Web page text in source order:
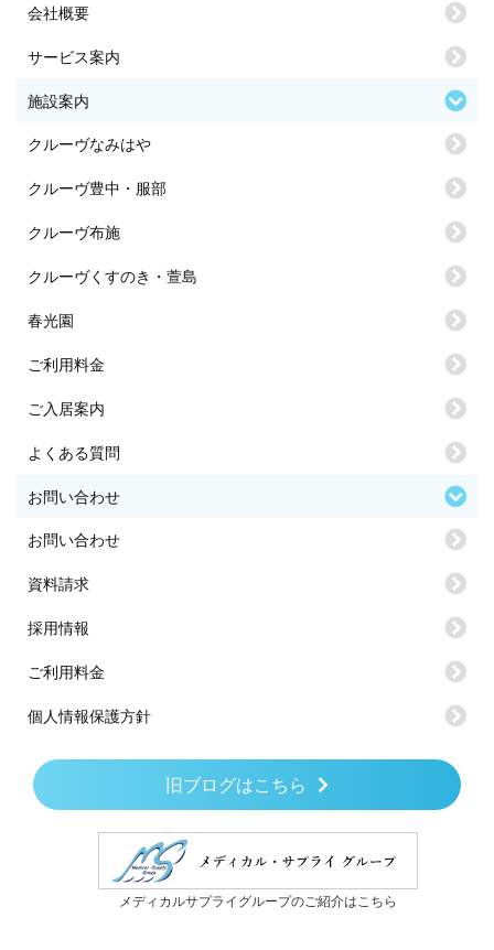
会社概要
サービス案内
施設案内
クルーヴなみはや
クルーヴ豊中・服部
クルーヴ布施
クルーヴくすのき・萱島
春光園
ご利用料金
ご入居案内
よくある質問
お問い合わせ
お問い合わせ
資料請求
採用情報
ご利用料金
個人情報保護方針
旧ブログはこちら
メディカルサプライグループのご紹介はこちら